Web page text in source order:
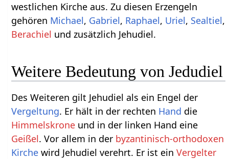
westlichen Kirche aus. Zu diesen Erzengeln
gehören Michael, Gabriel, Raphael, Uriel, Sealtiel,
Berachiel und zusätzlich Jehudiel.
Weitere Bedeutung von Jedudiel
Des Weiteren gilt Jehudiel als ein Engel der
Vergeltung. Er hält in der rechten Hand die
Himmelskrone und in der linken Hand eine
Geißel. Vor allem in der byzantinisch-orthodoxen
Kirche wird Jehudiel verehrt. Er ist einVergelter